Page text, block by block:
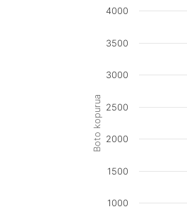
Boto kopurua
1000
1500
2000
2500
3000
3500
4000